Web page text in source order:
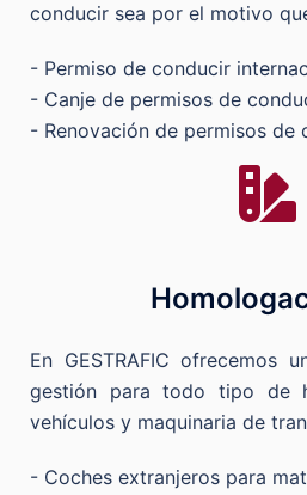
conducir sea por el motivo
- Permiso de conducir
- Canje de permisos de
- Renovación de permisos de
En GESTRAFIC ofrecemos
gestión para todo tipo de
vehículos y maquinaria de
- Coches extranjeros para